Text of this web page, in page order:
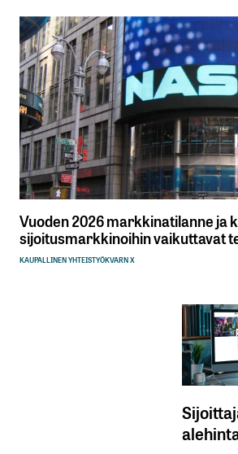
Vuoden 2026 markkinatilanne ja
sijoitusmarkkinoihin vaikuttavat
KAUPALLINEN YHTEISTYÖKVARN X